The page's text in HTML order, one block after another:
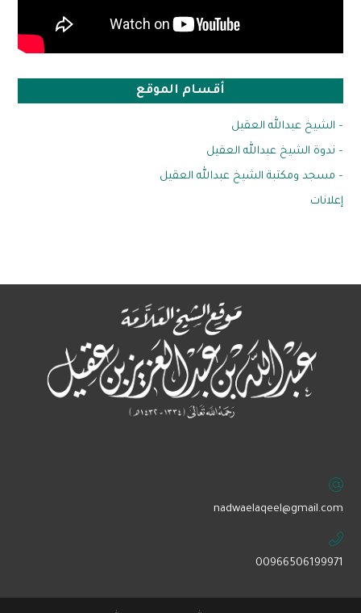
أقسام الموقع
– الشيخ عبدالله العقيل
– ندوة الشيخ عبدالله العقيل
– مسجد ومكتبة الشيخ عبدالله العقيل
إعلانات
‏nadwaelaqeel@gmail.com
00966506199971